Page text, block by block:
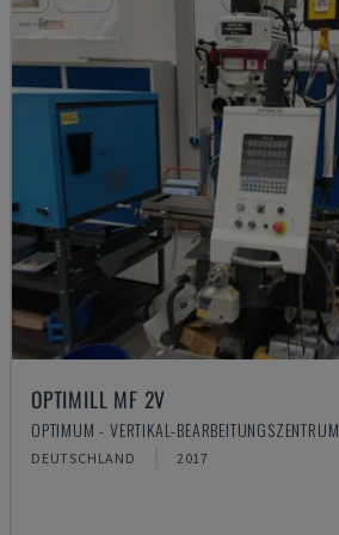
OPTIMILL MF 2V
OPTIMUM - VERTIKAL-BEARBEITUNGSZENTRUM
DEUTSCHLAND 2017